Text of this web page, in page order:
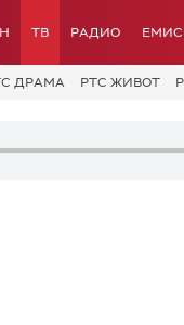
ТВ РАДИО
ДРАМА РТС ЖИВОТ